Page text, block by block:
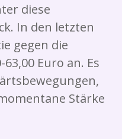
diese
In den letzten
gegen die
Euro an. Es
Stärke